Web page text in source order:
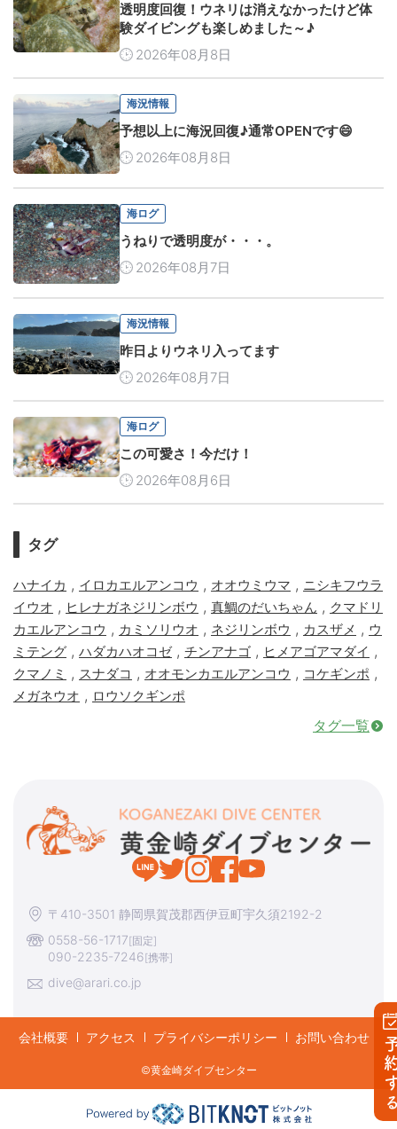
予
透明度回復！ウネリは消えなかったけど体
験ダイビングも楽しめました～♪
2026年08月8日
海況情報
予想以上に海況回復♪通常OPENです😄
2026年08月8日
海ログ
うねりで透明度が・・・。
2026年08月7日
海況情報
昨日よりウネリ入ってます
2026年08月7日
海ログ
この可愛さ！今だけ！
2026年08月6日
タグ
ハナイカ , イロカエルアンコウ , オオウミウマ , ニシキフウラ
イウオ , ヒレナガネジリンボウ , 真鯛のだいちゃん , クマドリ
カエルアンコウ , カミソリウオ , ネジリンボウ , カスザメ , ウ
ミテング , ハダカハオコゼ, チンアナゴ , ヒメアゴアマダイ ,
クマノミ , スナダコ , オオモンカエルアンコウ , コケギンポ ,
メガネウオ , ロウソクギンポ
タグ一覧
〒410-3501 静岡県賀茂郡西伊豆町宇久須2192-2
0558-56-1717[固定]
090-2235-7246[携帯]
dive@arari.co.jp
会社概要 アクセス プライバシーポリシー お問い合わせ
©︎黄金崎ダイブセンター